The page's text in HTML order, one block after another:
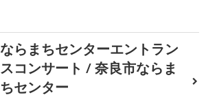
ならまちセンターエントラン
スコンサート / 奈良市ならま
ちセンター